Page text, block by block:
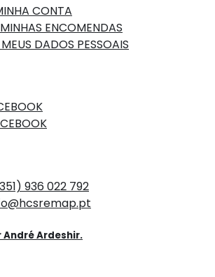
CONTA
ENCOMENDAS
DADOS PESSOAIS
936 022 792
André Ardeshir.